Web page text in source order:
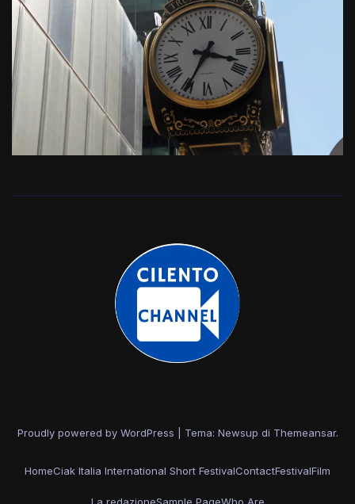
Proudly powered by WordPress Tema: Newsup di Themeansar.
HomeCiak Italia International Short FestivalContactFestivalFilm
La redazioneSample PageWho Are